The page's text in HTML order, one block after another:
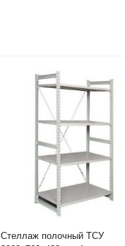
Стеллаж полочный ТСУ